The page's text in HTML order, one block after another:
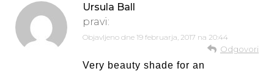
Ursula Ball
pravi:
Objavljeno dne 19 februarja, 2017 na 20:44
Odgovori
Very beauty shade for an